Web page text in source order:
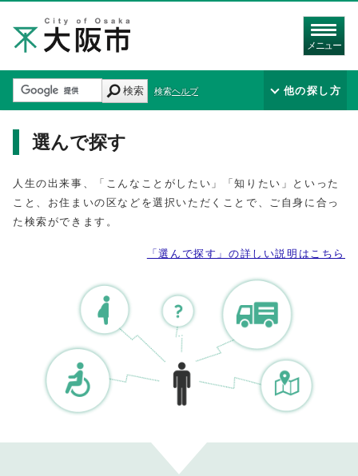
メニュー
検索 検索ヘルプ 他の探し方
選んで探す
人生の出来事、「こんなことがしたい」「知りたい」といった
こと、お住まいの区などを選択いただくことで、ご自身に合っ
た検索ができます。
「選んで探す」の詳しい説明はこちら